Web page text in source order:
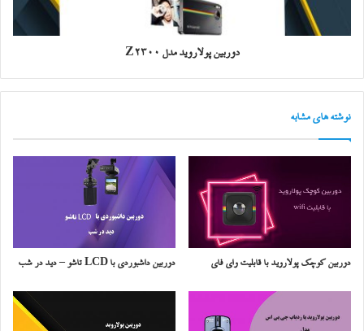
دوربین پولاروید مدل Z2300
نوشته های مشابه
دوربین کوچک پولاروید با قابلیت وای فای دوربین داشبوردی با LCD تاشو – دید در شب